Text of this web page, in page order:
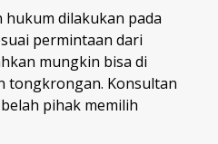
dilakukan pada
permintaan dari
mungkin bisa di
tongkrongan. Konsultan
pihak memilih